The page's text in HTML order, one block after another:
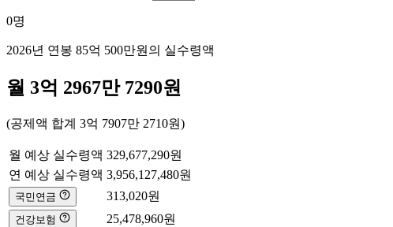
0명
2026년 연봉 85억 500만원의 실수령액
월 3억 2967만 7290원
(공제액 합계 3억 7907만 2710원)
월 예상 실수령액 329,677,290원
연 예상 실수령액 3,956,127,480원
국민연금 313,020원
건강보험 25,478,960원